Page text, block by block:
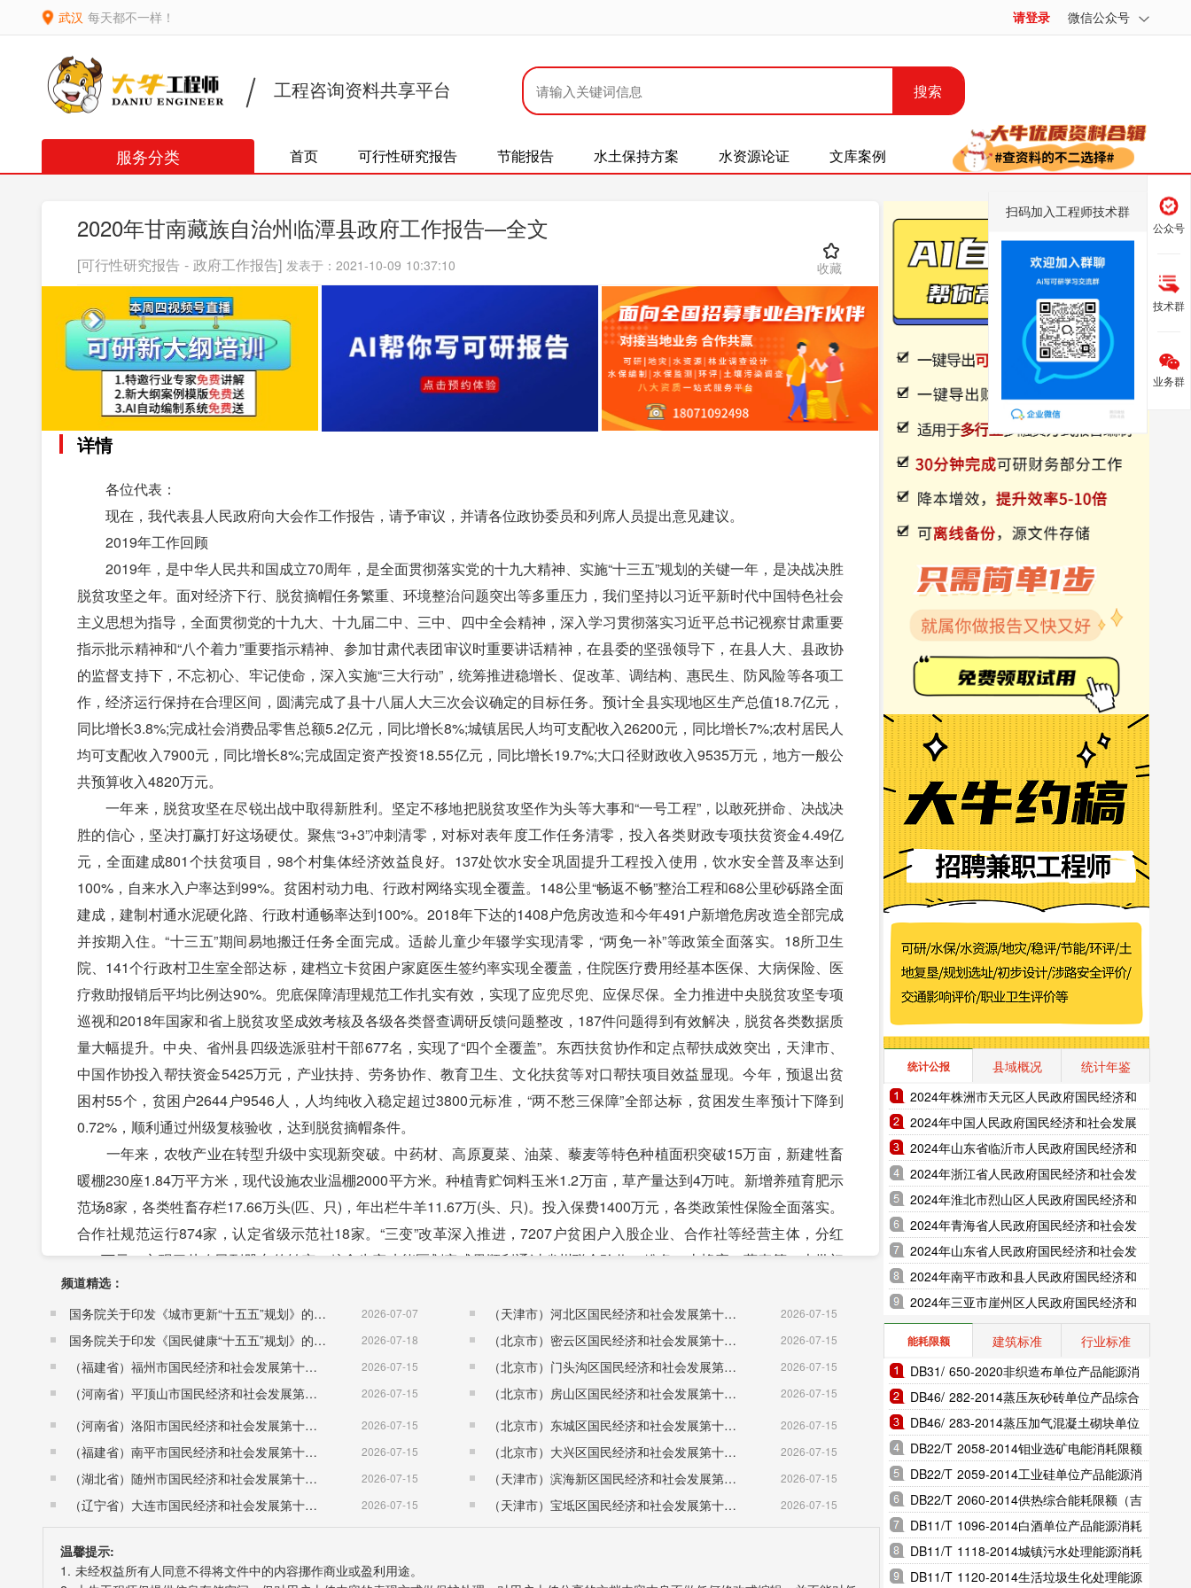
武汉 每天都不一样！ 请登录 微信公众号
工程咨询资料共享平台 搜索
服务分类 首页 可行性研究报告 节能报告 水土保持方案 水资源论证 文库案例
2020年甘南藏族自治州临潭县政府工作报告—全文
[可行性研究报告 - 政府工作报告] 发表于：2021-10-09 10:37:10 收藏
详情
各位代表：
现在，我代表县人民政府向大会作工作报告，请予审议，并请各位政协委员和列席人员提出意见建议。
2019年工作回顾
2019年，是中华人民共和国成立70周年，是全面贯彻落实党的十九大精神、实施“十三五”规划的关键一年，是决战决胜
脱贫攻坚之年。面对经济下行、脱贫摘帽任务繁重、环境整治问题突出等多重压力，我们坚持以习近平新时代中国特色社会
主义思想为指导，全面贯彻党的十九大、十九届二中、三中、四中全会精神，深入学习贯彻落实习近平总书记视察甘肃重要
指示批示精神和“八个着力”重要指示精神、参加甘肃代表团审议时重要讲话精神，在县委的坚强领导下，在县人大、县政协
的监督支持下，不忘初心、牢记使命，深入实施“三大行动”，统筹推进稳增长、促改革、调结构、惠民生、防风险等各项工
作，经济运行保持在合理区间，圆满完成了县十八届人大三次会议确定的目标任务。预计全县实现地区生产总值18.7亿元，
同比增长3.8%;完成社会消费品零售总额5.2亿元，同比增长8%;城镇居民人均可支配收入26200元，同比增长7%;农村居民人
均可支配收入7900元，同比增长8%;完成固定资产投资18.55亿元，同比增长19.7%;大口径财政收入9535万元，地方一般公
共预算收入4820万元。
一年来，脱贫攻坚在尽锐出战中取得新胜利。坚定不移地把脱贫攻坚作为头等大事和“一号工程”，以敢死拼命、决战决
胜的信心，坚决打赢打好这场硬仗。聚焦“3+3”冲刺清零，对标对表年度工作任务清零，投入各类财政专项扶贫资金4.49亿
元，全面建成801个扶贫项目，98个村集体经济效益良好。137处饮水安全巩固提升工程投入使用，饮水安全普及率达到
100%，自来水入户率达到99%。贫困村动力电、行政村网络实现全覆盖。148公里“畅返不畅”整治工程和68公里砂砾路全面
建成，建制村通水泥硬化路、行政村通畅率达到100%。2018年下达的1408户危房改造和今年491户新增危房改造全部完成
并按期入住。“十三五”期间易地搬迁任务全面完成。适龄儿童少年辍学实现清零，“两免一补”等政策全面落实。18所卫生
院、141个行政村卫生室全部达标，建档立卡贫困户家庭医生签约率实现全覆盖，住院医疗费用经基本医保、大病保险、医
疗救助报销后平均比例达90%。兜底保障清理规范工作扎实有效，实现了应兜尽兜、应保尽保。全力推进中央脱贫攻坚专项
巡视和2018年国家和省上脱贫攻坚成效考核及各级各类督查调研反馈问题整改，187件问题得到有效解决，脱贫各类数据质
量大幅提升。中央、省州县四级选派驻村干部677名，实现了“四个全覆盖”。东西扶贫协作和定点帮扶成效突出，天津市、
中国作协投入帮扶资金5425万元，产业扶持、劳务协作、教育卫生、文化扶贫等对口帮扶项目效益显现。今年，预退出贫
困村55个，贫困户2644户9546人，人均纯收入稳定超过3800元标准，“两不愁三保障”全部达标，贫困发生率预计下降到
0.72%，顺利通过州级复核验收，达到脱贫摘帽条件。
一年来，农牧产业在转型升级中实现新突破。中药材、高原夏菜、油菜、藜麦等特色种植面积突破15万亩，新建牲畜
暖棚230座1.84万平方米，现代设施农业温棚2000平方米。种植青贮饲料玉米1.2万亩，草产量达到4万吨。新增养殖育肥示
范场8家，各类牲畜存栏17.66万头(匹、只)，年出栏牛羊11.67万(头、只)。投入保费1400万元，各类政策性保险全面落实。
合作社规范运行874家，认定省级示范社18家。“三变”改革深入推进，7207户贫困户入股企业、合作社等经营主体，分红
652万元，实现了从农民到股东的转变。粮食生产功能区划定成果顺利通过省州联合验收。粉条、土蜂蜜、藜麦等一大批初
级农产品通过消费扶贫的方式进入天津市场，消费金额近1100万元。
一年来，项目建设在抓实见效中增添新动力。坚持把项目建设作为解难题、强支撑的关键举措，城镇建设、交通水利、
教育卫生等一批重点建设项目落地实施，有力促进了经济平稳增长。洮州卫城修缮与保护、东环小区棚户区改造等8个投资
上亿元的重大项目，县城供热二期、古战护村护田河堤等42个投资上千万元的重点项目加快实施。G248康乐至卓尼二级公
路红桦山隧道顺利贯通、新城至三岔段全线通车。中海油个人防护装备生产扶贫车间、八角综合管网、冶力关镇集中供热、
新城镇道路铺油罩面等一批项目建成并投入运营。牛头城遗址、东明山景区基础设施等项目有序推进。城乡建设用地增减挂
钩结余指标交易工作扎实开展，落实指标交易费1.64亿元。林海特色旅游休闲广场、高原绿色牛羊肉加工生产线及冷藏基地
建设等5个新签约招商引资项目全面开工建设，完成投资1.58亿元，为县域经济发展再添后劲。
一年来，城乡发展在品位提升中焕发新面貌。统筹推进城乡融合发展，县城主街道照明、古战镇道路及排水、卓洛路道
路改造、冶海桥、城关镇老旧住宅楼棚户区改造等20项市政基础设施建设项目全面实施，完成投资3.74亿元。棚户区改造步
伐加快，2517户低收入群体住房条件显著改善。“厕所革命”强力推进，6300座户厕、101座村厕、9座乡厕全面建成，22个
村“厕所革命”进展有序。63个生态文明小康村完成投资1.9亿元，农牧村人居环境、基础设施条件全面改善。店子、羊沙、
频道精选：
国务院关于印发《城市更新“十五五”规划》的通知（国发〔2026〕12号）
2026-07-07
国务院关于印发《国民健康“十五五”规划》的通知 （国发〔2026〕23号） 2026-07-18
（福建省）福州市国民经济和社会发展第十五个五年规划纲要 2026-07-15
（河南省）平顶山市国民经济和社会发展第十五个五年规划纲要 2026-07-15
（河南省）洛阳市国民经济和社会发展第十五个五年规划纲要 2026-07-15
（福建省）南平市国民经济和社会发展第十五个五年规划纲要 2026-07-15
（湖北省）随州市国民经济和社会发展第十五个五年规划纲要 2026-07-15
（辽宁省）大连市国民经济和社会发展第十五个五年规划纲要 2026-07-15
（天津市）河北区国民经济和社会发展第十五个五年规划纲要 2026-07-15
（北京市）密云区国民经济和社会发展第十五个五年规划纲要 2026-07-15
（北京市）门头沟区国民经济和社会发展第十五个五年规划纲要 2026-07-15
（北京市）房山区国民经济和社会发展第十五个五年规划纲要 2026-07-15
（北京市）东城区国民经济和社会发展第十五个五年规划纲要 2026-07-15
（北京市）大兴区国民经济和社会发展第十五个五年规划纲要 2026-07-15
（天津市）滨海新区国民经济和社会发展第十五个五年规划纲要 2026-07-15
（天津市）宝坻区国民经济和社会发展第十五个五年规划纲要 2026-07-15
温馨提示:
1. 未经权益所有人同意不得将文件中的内容挪作商业或盈利用途。
统计公报 县域概况
统计年鉴
2024年株洲市天元区人民政府国民经济和
社会发展统计公报（2025年更新）
2024年中国人民政府国民经济和社会发展
统计公报（2025年更新）
2024年山东省临沂市人民政府国民经济和
社会发展统计公报（2025年更新）
2024年浙江省人民政府国民经济和社会发
展统计公报（2025年更新）
2024年淮北市烈山区人民政府国民经济和
社会发展统计公报（2025年更新）
2024年青海省人民政府国民经济和社会发
展统计公报（2025年更新）
2024年山东省人民政府国民经济和社会发
展统计公报（2025年更新）
2024年南平市政和县人民政府国民经济和
社会发展统计公报（2025年更新）
2024年三亚市崖州区人民政府国民经济和
社会发展统计公报（2025年更新）
能耗限额 建筑标准
行业标准
DB31/ 650-2020非织造布单位产品能源消
耗限额（上海市地方标准）
DB46/ 282-2014蒸压灰砂砖单位产品综合
能耗和电耗限额（海南省地方标准）
DB46/ 283-2014蒸压加气混凝土砌块单位
产品综合能耗和电耗限额（海南省地方标
准）
DB22/T 2058-2014钼业选矿电能消耗限额
（吉林省地方标准）
DB22/T 2059-2014工业硅单位产品能源消
耗限额（吉林省地方标准）
DB22/T 2060-2014供热综合能耗限额（吉
林省地方标准）
DB11/T 1096-2014白酒单位产品能源消耗
限额（北京市地方标准）
DB11/T 1118-2014城镇污水处理能源消耗
限额（北京市地方标准）
DB11/T 1120-2014生活垃圾生化处理能源
公众号
技术群
扫码加入工程师技术群
业务群